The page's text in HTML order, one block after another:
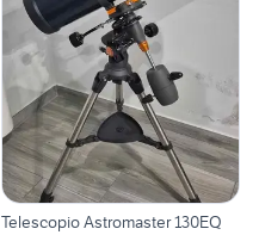
Telescopio Astromaster 130EQ